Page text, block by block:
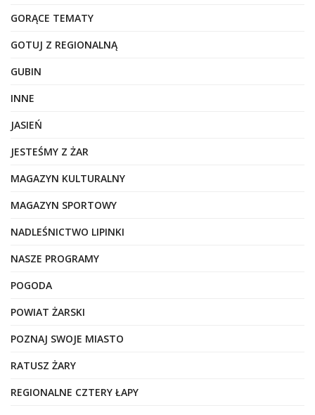
GORĄCE TEMATY
GOTUJ Z REGIONALNĄ
GUBIN
INNE
JASIEŃ
JESTEŚMY Z ŻAR
MAGAZYN KULTURALNY
MAGAZYN SPORTOWY
NADLEŚNICTWO LIPINKI
NASZE PROGRAMY
POGODA
POWIAT ŻARSKI
POZNAJ SWOJE MIASTO
RATUSZ ŻARY
REGIONALNE CZTERY ŁAPY